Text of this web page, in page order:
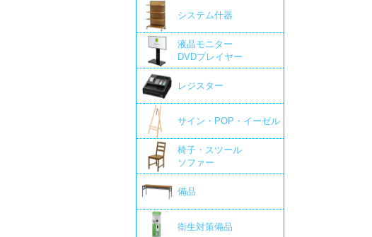
システム什器
液晶モニター
DVDプレイヤー
レジスター
サイン・POP・イーゼル
椅子・スツール
ソファー
備品
衛生対策備品